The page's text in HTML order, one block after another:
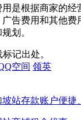
是根据商家的经
告费用和其他费
划。
记出处。
空间 领英
坡站存款账户便捷